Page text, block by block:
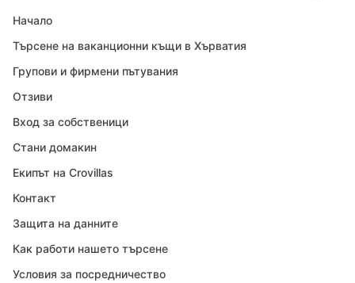
Начало
Търсене на ваканционни къщи в Хърватия
Групови и фирмени пътувания
Отзиви
Вход за собственици
Стани домакин
Екипът на Crovillas
Контакт
Защита на данните
Как работи нашето търсене
Условия за посредничество